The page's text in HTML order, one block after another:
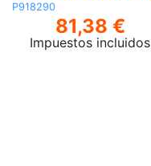
P918290
81,38 €
Impuestos incluidos